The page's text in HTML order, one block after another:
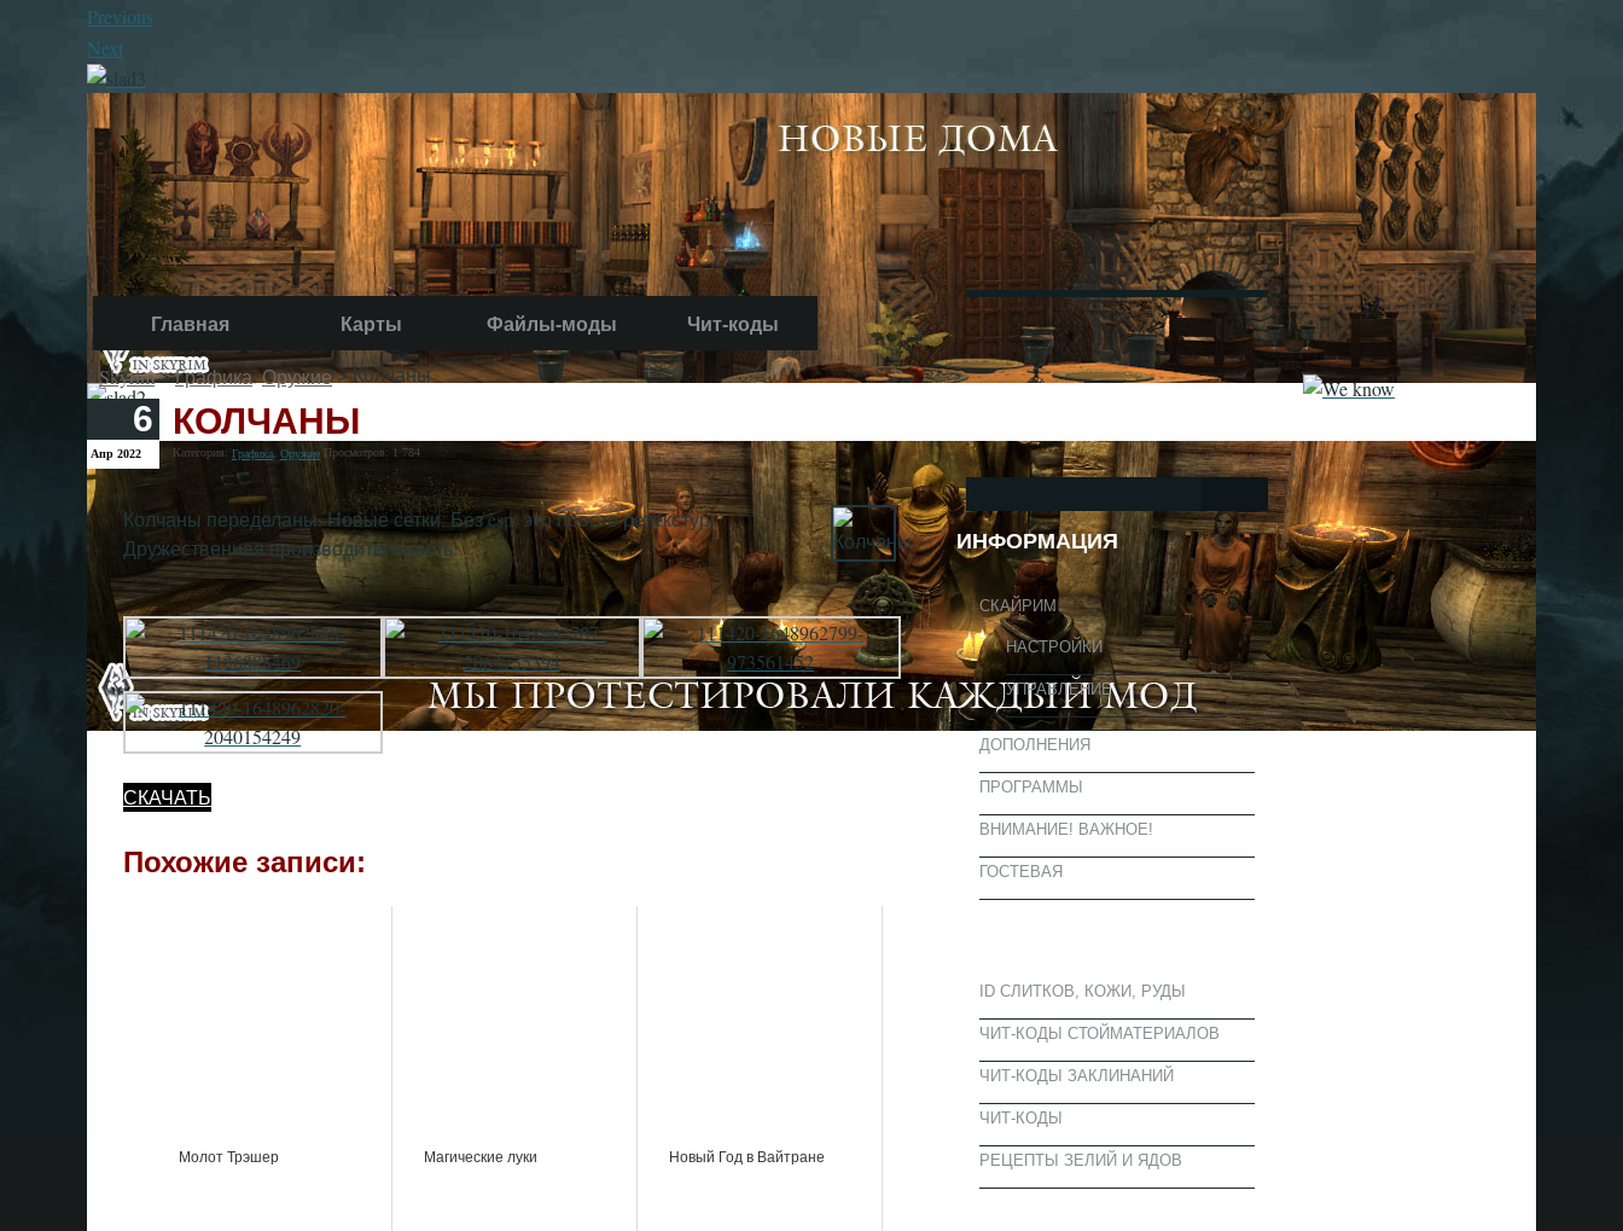
Previous
Next
Главная Карты Файлы-моды Чит-коды
Skyrim>Графика,Оружие> Колчаны
6
Апр 2022
КОЛЧАНЫ
Категория: Графика Оружие Просмотров: 1 784
Колчаны переделаны. Новые сетки. Без esp, это просто ретекстур.
Дружественная производительность.
СКАЧАТЬ
Похожие записи:
Молот Трэшер Магические луки Новый Год в Вайтране
ИНФОРМАЦИЯ
СКАЙРИМ
НАСТРОЙКИ
УПРАВЛЕНИЕ
ДОПОЛНЕНИЯ
ПРОГРАММЫ
ВНИМАНИЕ! ВАЖНОЕ!
ГОСТЕВАЯ
ID СЛИТКОВ, КОЖИ, РУДЫ
ЧИТ-КОДЫ СТОЙМАТЕРИАЛОВ
ЧИТ-КОДЫ ЗАКЛИНАНИЙ
ЧИТ-КОДЫ
РЕЦЕПТЫ ЗЕЛИЙ И ЯДОВ